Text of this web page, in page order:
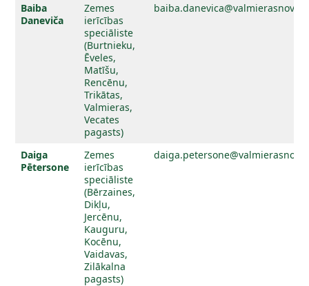
Baiba
Daneviča
Zemes
ierīcības
speciāliste
(Burtnieku,
Ēveles,
Matīšu,
Rencēnu,
Trikātas,
Valmieras,
Vecates
pagasts)
Daiga
Pētersone
Zemes
ierīcības
speciāliste
(Bērzaines,
Dikļu,
Jercēnu,
Kauguru,
Kocēnu,
Vaidavas,
Zilākalna
pagasts)